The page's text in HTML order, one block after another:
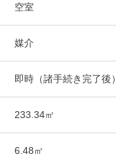
空室
媒介
即時（諸手続き完了後）
233.34㎡
6.48㎡